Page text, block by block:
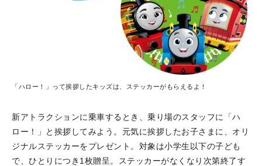
「ハロー！」って挨拶したキッズは、ステッカーがもらえるよ！
新アトラクションに乗車するとき、乗り場のスタッフに「ハ
ロー！」と挨拶してみよう。元気に挨拶したお子さまに、オリ
ジナルステッカーをプレゼント。対象は小学生以下の子ども
で、ひとりにつき1枚贈呈。ステッカーがなくなり次第終了す